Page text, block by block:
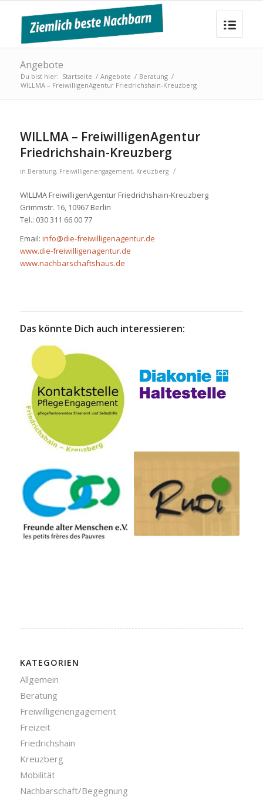
Angebote
Du bist hier: Startseite / Angebote / Beratung /
WILLMA – FreiwilligenAgentur Friedrichshain-Kreuzberg
WILLMA – FreiwilligenAgentur
Friedrichshain-Kreuzberg
in Beratung, Freiwilligenengagement, Kreuzberg /
WILLMA FreiwilligenAgentur Friedrichshain-Kreuzberg
Grimmstr. 16, 10967 Berlin
Tel.: 030 311 66 00 77
Email: info@die-freiwilligenagentur.de
www.die-freiwilligenagentur.de
www.nachbarschaftshaus.de
Das könnte Dich auch interessieren:
KATEGORIEN
Allgemein
Beratung
Freiwilligenengagement
Freizeit
Friedrichshain
Kreuzberg
Mobilität
Nachbarschaft/Begegnung